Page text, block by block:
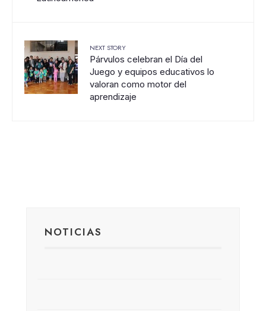
NEXT STORY
Párvulos celebran el Día del
Juego y equipos educativos lo
valoran como motor del
aprendizaje
NOTICIAS